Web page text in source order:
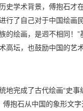
史学术背景，傅抱石才
行了自己对于中国绘画
的绘画，是迥不相同！
高坛，也鼓励中国的艺
地完成了古代绘画“史
抱石从中国的象形文